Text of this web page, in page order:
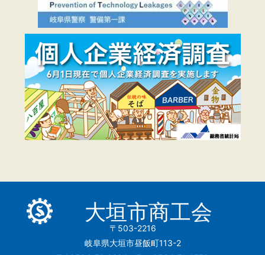
大垣市商工会
〒503-2216
岐阜県大垣市昼飯町113-2